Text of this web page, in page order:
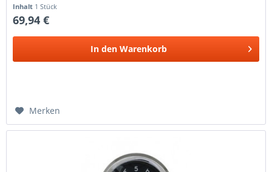
Inhalt 1 Stück
69,94 €
In den Warenkorb
Merken